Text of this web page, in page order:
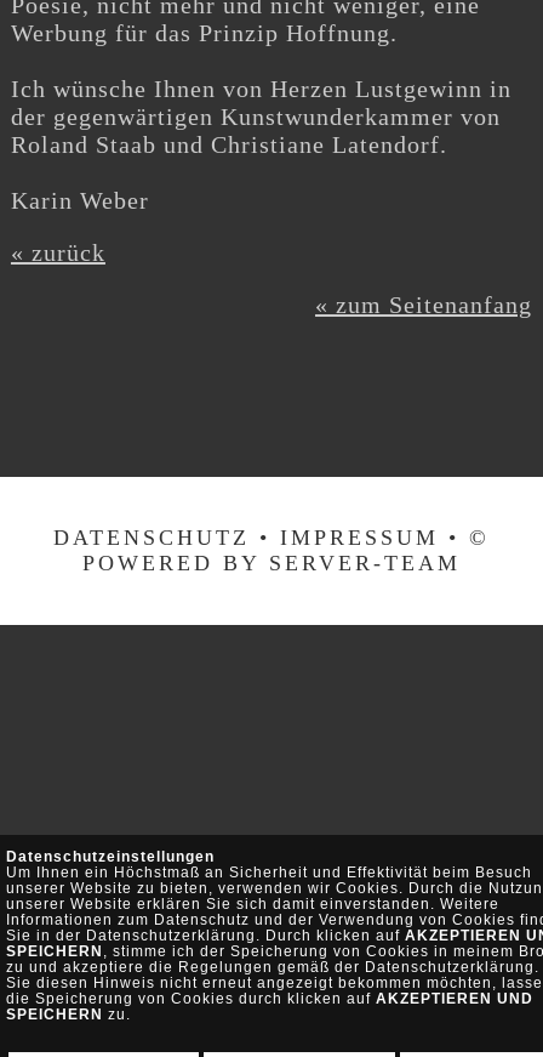
Datenschutzeinstellungen
Um Ihnen ein Höchstmaß an Sicherheit und Effektivität beim Besuch
unserer Website zu bieten, verwenden wir Cookies. Durch die
unserer Website erklären Sie sich damit einverstanden. Weitere
Informationen zum Datenschutz und der Verwendung von Cookies
Sie in der Datenschutzerklärung. Durch klicken auf AKZEPTIEREN
SPEICHERN , stimme ich der Speicherung von Cookies in meinem
zu und akzeptiere die Regelungen gemäß der
Sie diesen Hinweis nicht erneut angezeigt bekommen möchten,
die Speicherung von Cookies durch klicken auf AKZEPTIEREN UND
SPEICHERN zu.
Poesie, nicht mehr und nicht weniger, eine
Werbung für das Prinzip Hoffnung.
Ich wünsche Ihnen von Herzen Lustgewinn in
der gegenwärtigen Kunstwunderkammer von
Roland Staab und Christiane Latendorf.
Karin Weber
« zurück
« zum Seitenanfang
DATENSCHUTZ • IMPRESSUM • ©
POWERED BY SERVER-TEAM